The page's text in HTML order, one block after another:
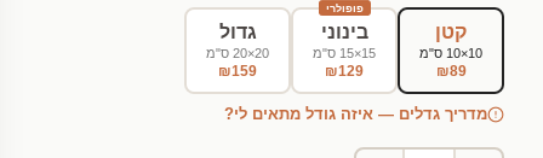
קטן
10×10 ס"מ
₪89
פופולרי
בינוני
15×15 ס"מ
₪129
גדול
20×20 ס"מ
₪159
מדריך גדלים — איזה גודל מתאים לי?